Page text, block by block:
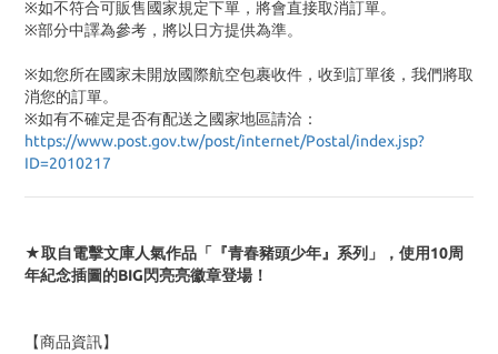
※如不符合可販售國家規定下單，將會直接取消訂單。
※部分中譯為參考，將以日方提供為準。
※如您所在國家未開放國際航空包裹收件，收到訂單後，我們將取
消您的訂單。
※如有不確定是否有配送之國家地區請洽：
https://www.post.gov.tw/post/internet/Postal/index.jsp?
ID=2010217
★取自電擊文庫人氣作品「『青春豬頭少年』系列」，使用10周
年紀念插圖的BIG閃亮亮徽章登場！
【商品資訊】